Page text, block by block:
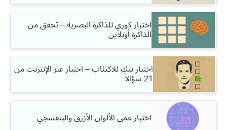
اختبار كوري للذاكرة البصرية – تحقق من
الذاكرة أونلاين
اختبار بيك للاكتئاب – اختبار عبر الإنترنت من
21 سؤالاً
اختبار عمى الألوان الأزرق والبنفسجي